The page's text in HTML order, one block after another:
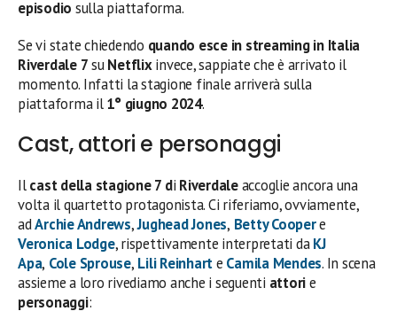
episodio sulla piattaforma.
Se vi state chiedendo quando esce in streaming in Italia
Riverdale 7suNetflixinvece, sappiate che è arrivato il
momento. Infatti la stagione finale arriverà sulla
piattaforma il1° giugno 2024.
Cast, attori e personaggi
Ilcast della stagione 7 di Riverdaleaccoglie ancora una
volta il quartetto protagonista. Ci riferiamo, ovviamente,
adArchie Andrews,Jughead Jones, Betty Coopere
Veronica Lodge, rispettivamente interpretati daKJ
Apa, Cole Sprouse, Lili Reinharte Camila Mendes. In scena
assieme a loro rivediamo anche i seguenti attorie
personaggi: